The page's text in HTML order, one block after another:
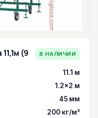
(9
В НАЛИЧИИ
11.1 м
1.2×2 м
45 мм
200 кг/м²